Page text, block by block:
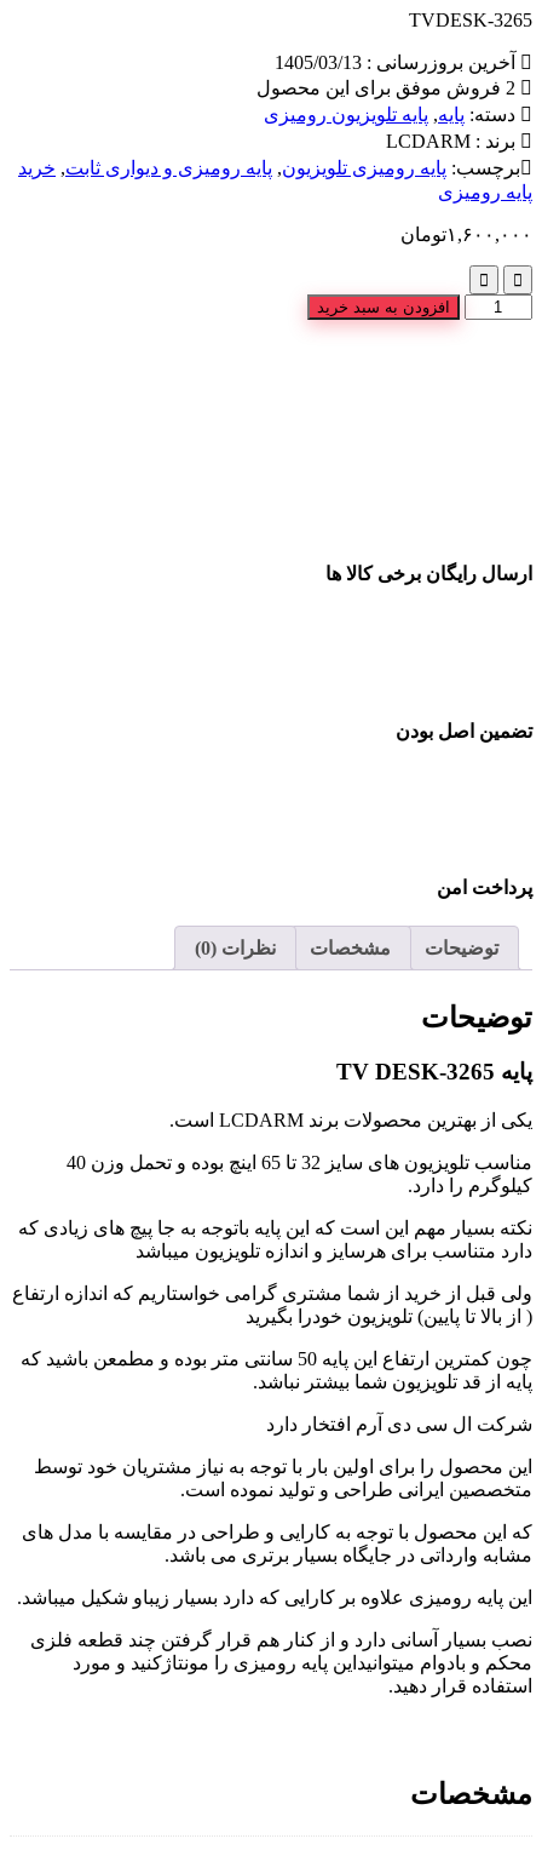
TVDESK-3265
آخرین بروزرسانی : 1405/03/13
دسته: پایه, پایه تلویزیون رومیزی
برند : LCDARM
برچسب: پایه رومیزی تلویزیون, پایه رومیزی و دیواری ثابت, خرید
پایه رومیزی
۱,۶۰۰,۰۰۰تومان
افزودن به سبد خرید
ارسال رایگان برخی کالا ها
تضمین اصل بودن
پرداخت امن
توضیحات مشخصات نظرات (0)
توضیحات
پایه TV DESK-3265
یکی از بهترین محصولات برند LCDARM است.
مناسب تلویزیون های سایز 32 تا 65 اینچ بوده و تحمل وزن 40
کیلوگرم را دارد.
نکته بسیار مهم این است که این پایه باتوجه به جا پیچ های زیادی که
دارد متناسب برای هرسایز و اندازه تلویزیون میباشد
ولی قبل از خرید از شما مشتری گرامی خواستاریم که اندازه ارتفاع
( از بالا تا پایین) تلویزیون خودرا بگیرید
چون کمترین ارتفاع این پایه 50 سانتی متر بوده و مطمعن باشید که
پایه از قد تلویزیون شما بیشتر نباشد.
شرکت ال سی دی آرم افتخار دارد
این محصول را برای اولین بار با توجه به نیاز مشتریان خود توسط
متخصصین ایرانی طراحی و تولید نموده است.
که این محصول با توجه به کارایی و طراحی در مقایسه با مدل های
مشابه وارداتی در جایگاه بسیار برتری می باشد.
این پایه رومیزی علاوه بر کارایی که دارد بسیار زیباو شکیل میباشد.
نصب بسیار آسانی دارد و از کنار هم قرار گرفتن چند قطعه فلزی
محکم و بادوام میتوانیداین پایه رومیزی را مونتاژکنید و مورد
استفاده قرار دهید.
مشخصات